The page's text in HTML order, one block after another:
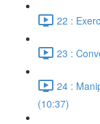
22 :
23 :
24 :
(10:37)